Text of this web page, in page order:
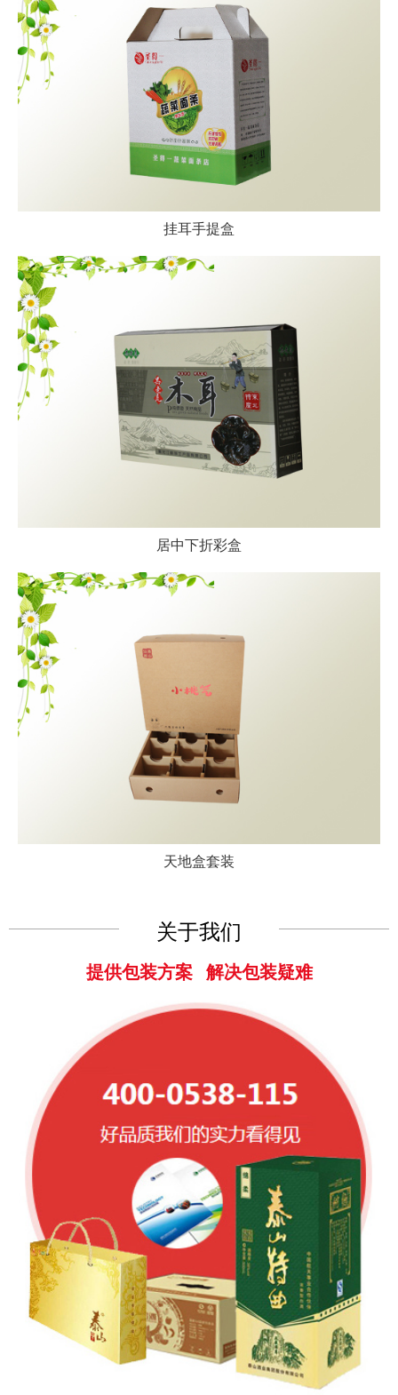
挂耳手提盒
居中下折彩盒
天地盒套装
关于我们
提供包装方案 解决包装疑难